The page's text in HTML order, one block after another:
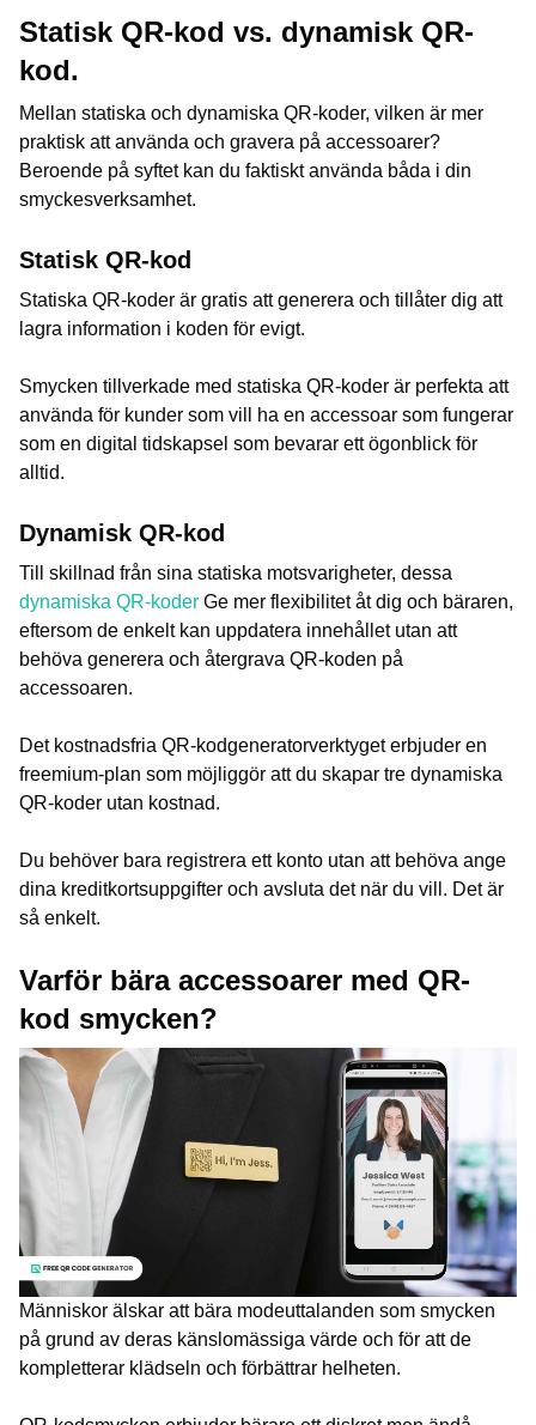
Statisk QR-kod vs. dynamisk QR-
kod.
Mellan statiska och dynamiska QR-koder, vilken är mer
praktisk att använda och gravera på accessoarer?
Beroende på syftet kan du faktiskt använda båda i din
smyckesverksamhet.
Statisk QR-kod
Statiska QR-koder är gratis att generera och tillåter dig att
lagra information i koden för evigt.
Smycken tillverkade med statiska QR-koder är perfekta att
använda för kunder som vill ha en accessoar som fungerar
som en digital tidskapsel som bevarar ett ögonblick för
alltid.
Dynamisk QR-kod
Till skillnad från sina statiska motsvarigheter, dessa
dynamiska QR-koder Ge mer flexibilitet åt dig och bäraren,
eftersom de enkelt kan uppdatera innehållet utan att
behöva generera och återgrava QR-koden på
accessoaren.
Det kostnadsfria QR-kodgeneratorverktyget erbjuder en
freemium-plan som möjliggör att du skapar tre dynamiska
QR-koder utan kostnad.
Du behöver bara registrera ett konto utan att behöva ange
dina kreditkortsuppgifter och avsluta det när du vill. Det är
så enkelt.
Varför bära accessoarer med QR-
kod smycken?
Människor älskar att bära modeuttalanden som smycken
på grund av deras känslomässiga värde och för att de
kompletterar klädseln och förbättrar helheten.